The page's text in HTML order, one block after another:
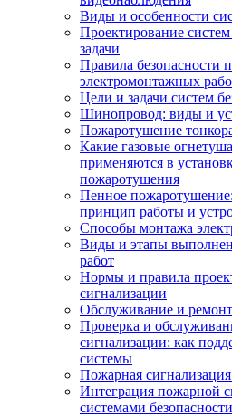
Виды и особенности
Проектирование
задачи
Правила безопасности
электромонтажных
Цели и задачи систем
Шинопровод: виды и
Пожаротушение
Какие газовые
применяются в
пожаротушения
Пенное
принцип работы и
Способы монтажа
Виды и этапы
работ
Нормы и правила
сигнализации
Обслуживание и ремонт
Проверка и
сигнализации: как
системы
Пожарная
Интеграция пожарной
системами безопасности